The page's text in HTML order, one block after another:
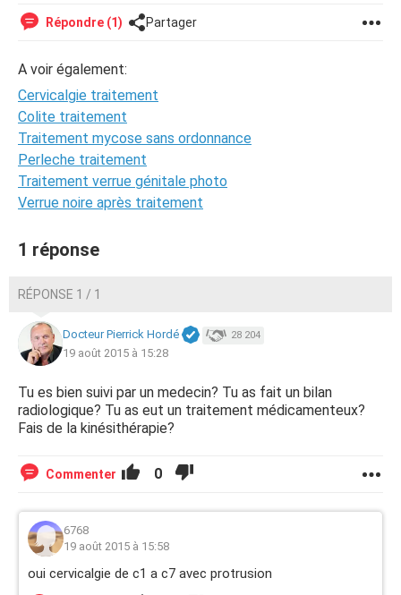
Répondre (1) Partager
A voir également:
Cervicalgie traitement
Colite traitement
Traitement mycose sans ordonnance
Perleche traitement
Traitement verrue génitale photo
Verrue noire après traitement
1 réponse
RÉPONSE 1 / 1
Docteur Pierrick Hordé 28 204
19 août 2015 à 15:28
Tu es bien suivi par un medecin? Tu as fait un bilan
radiologique? Tu as eut un traitement médicamenteux?
Fais de la kinésithérapie?
Commenter 0
6768
19 août 2015 à 15:58
oui cervicalgie de c1 a c7 avec protrusion